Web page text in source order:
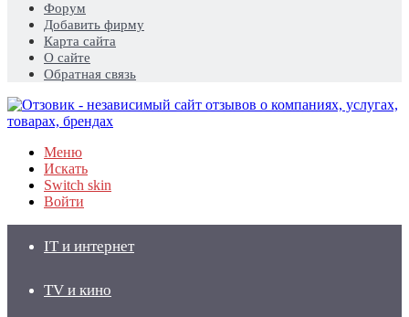
Форум
Добавить фирму
Карта сайта
О сайте
Обратная связь
Меню
Искать
Switch skin
Войти
IT и интернет
TV и кино